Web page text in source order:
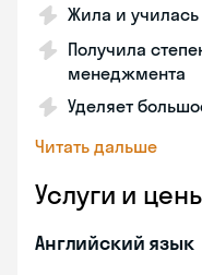
Жила и училась
Получила
менеджмента
Уделяет
Читать дальше
Услуги и
Английский язык